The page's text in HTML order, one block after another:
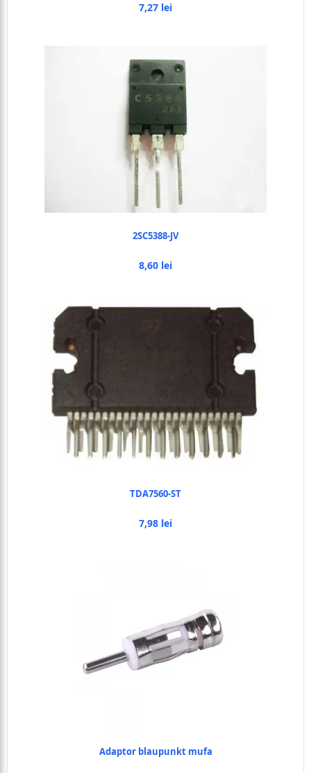
7,27 lei
2SC5388-JV
8,60 lei
TDA7560-ST
7,98 lei
Adaptor blaupunkt mufa